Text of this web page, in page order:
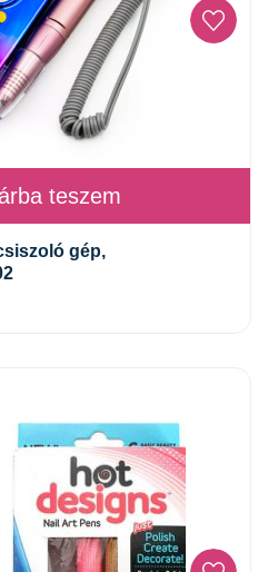
teszem
gép,